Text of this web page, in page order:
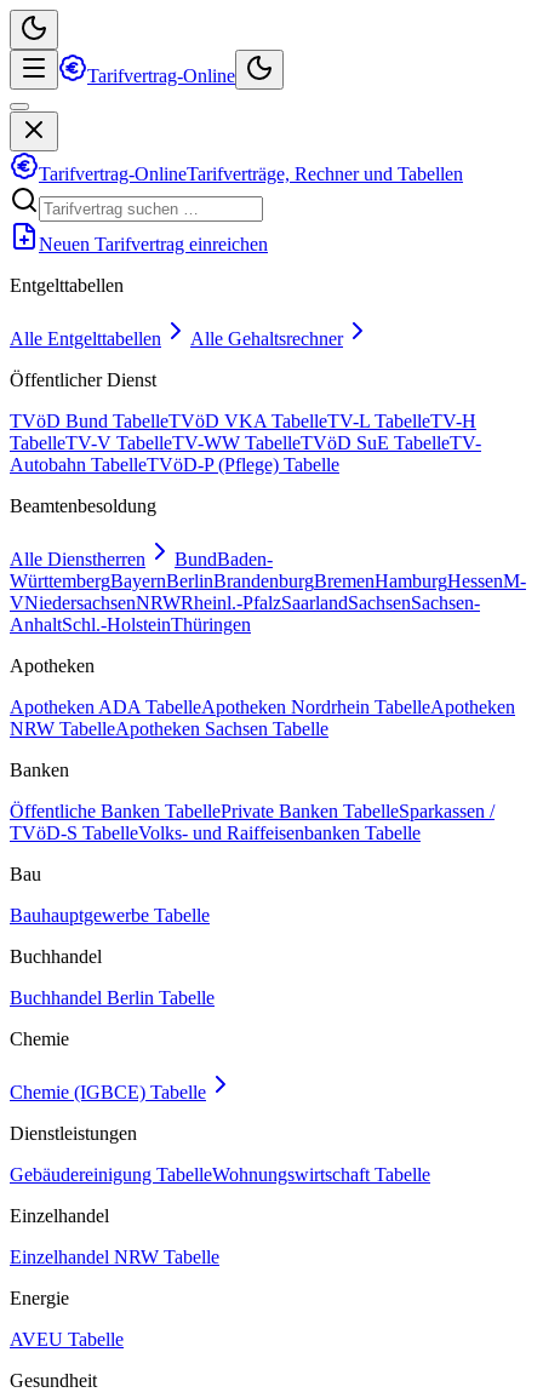
Tarifvertrag-Online
Tarifvertrag-OnlineTarifverträge, Rechner und Tabellen
Neuen Tarifvertrag einreichen
Entgelttabellen
Alle Entgelttabellen
Alle Gehaltsrechner
Öffentlicher Dienst
TVöD Bund TabelleTVöD VKA TabelleTV-L TabelleTV-H
TabelleTV-V TabelleTV-WW TabelleTVöD SuE TabelleTV-
Autobahn TabelleTVöD-P (Pflege) Tabelle
Beamtenbesoldung
Alle Dienstherren BundBaden-
WürttembergBayernBerlinBrandenburgBremenHamburgHessenM-
VNiedersachsenNRWRheinl.-PfalzSaarlandSachsenSachsen-
AnhaltSchl.-HolsteinThüringen
Apotheken
Apotheken ADA TabelleApotheken Nordrhein TabelleApotheken
NRW TabelleApotheken Sachsen Tabelle
Banken
Öffentliche Banken TabellePrivate Banken TabelleSparkassen /
TVöD-S TabelleVolks- und Raiffeisenbanken Tabelle
Bau
Bauhauptgewerbe Tabelle
Buchhandel
Buchhandel Berlin Tabelle
Chemie
Chemie (IGBCE) Tabelle
Dienstleistungen
Gebäudereinigung TabelleWohnungswirtschaft Tabelle
Einzelhandel
Einzelhandel NRW Tabelle
Energie
AVEU Tabelle
Gesundheit